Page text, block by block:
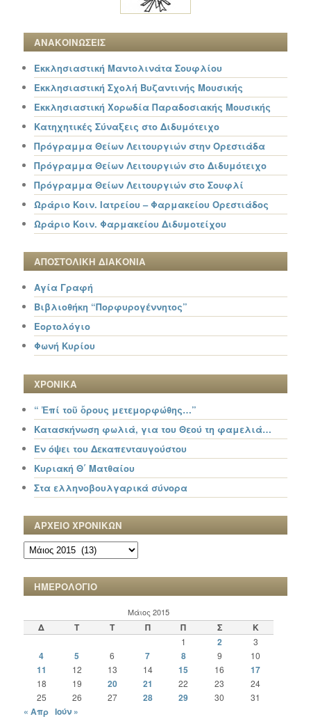
ΑΝΑΚΟΙΝΩΣΕΙΣ
Εκκλησιαστική Μαντολινάτα Σουφλίου
Εκκλησιαστική Σχολή Βυζαντινής Μουσικής
Εκκλησιαστική Χορωδία Παραδοσιακής Μουσικής
Κατηχητικές Σύναξεις στο Διδυμότειχο
Πρόγραμμα Θείων Λειτουργιών στην Ορεστιάδα
Πρόγραμμα Θείων Λειτουργιών στο Διδυμότειχο
Πρόγραμμα Θείων Λειτουργιών στο Σουφλί
Ωράριο Κοιν. Ιατρείου – Φαρμακείου Ορεστιάδος
Ωράριο Κοιν. Φαρμακείου Διδυμοτείχου
ΑΠΟΣΤΟΛΙΚΗ ΔΙΑΚΟΝΙΑ
Αγία Γραφή
Βιβλιοθήκη “Πορφυρογέννητος”
Εορτολόγιο
Φωνή Κυρίου
ΧΡΟΝΙΚΑ
“ Ἐπί τοῦ ὄρους μετεμορφώθης…”
Κατασκήνωση φωλιά, για του Θεού τη φαμελιά…
Εν όψει του Δεκαπενταυγούστου
Κυριακή Θ΄ Ματθαίου
Στα ελληνοβουλγαρικά σύνορα
ΑΡΧΕΙΟ ΧΡΟΝΙΚΩΝ
ΑΡΧΕΙΟ
ΧΡΟΝΙΚΩΝ
ΗΜΕΡΟΛΟΓΙΟ
Μάιος 2015
Δ Τ Τ Π Π Σ Κ
1 2 3
4 5 6 7 8 9 10
11 12 13 14 15 16 17
18 19 20 21 22 23
24
25
26 27 28 29 30 31
« Απρ Ιούν »